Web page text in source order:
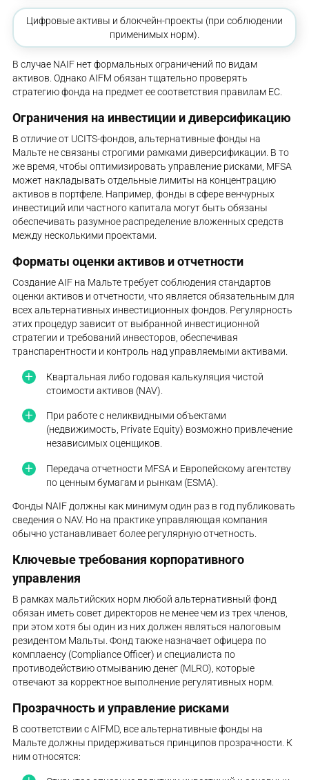
Цифровые активы и блокчейн-проекты (при соблюдении
применимых норм).
В случае NAIF нет формальных ограничений по видам
активов. Однако AIFM обязан тщательно проверять
стратегию фонда на предмет ее соответствия правилам ЕС.
Ограничения на инвестиции и диверсификацию
В отличие от UCITS-фондов, альтернативные фонды на
Мальте не связаны строгими рамками диверсификации. В то
же время, чтобы оптимизировать управление рисками, MFSA
может накладывать отдельные лимиты на концентрацию
активов в портфеле. Например, фонды в сфере венчурных
инвестиций или частного капитала могут быть обязаны
обеспечивать разумное распределение вложенных средств
между несколькими проектами.
Форматы оценки активов и отчетности
Создание AIF на Мальте требует соблюдения стандартов
оценки активов и отчетности, что является обязательным для
всех альтернативных инвестиционных фондов. Регулярность
этих процедур зависит от выбранной инвестиционной
стратегии и требований инвесторов, обеспечивая
транспарентности и контроль над управляемыми активами.
Квартальная либо годовая калькуляция чистой
стоимости активов (NAV).
При работе с неликвидными объектами
(недвижимость, Private Equity) возможно привлечение
независимых оценщиков.
Передача отчетности MFSA и Европейскому агентству
по ценным бумагам и рынкам (ESMA).
Фонды NAIF должны как минимум один раз в год публиковать
сведения о NAV. Но на практике управляющая компания
обычно устанавливает более регулярную отчетность.
Ключевые требования корпоративного
управления
В рамках мальтийских норм любой альтернативный фонд
обязан иметь совет директоров не менее чем из трех членов,
при этом хотя бы один из них должен являться налоговым
резидентом Мальты. Фонд также назначает офицера по
комплаенсу (Compliance Officer) и специалиста по
противодействию отмыванию денег (MLRO), которые
отвечают за корректное выполнение регулятивных норм.
Прозрачность и управление рисками
В соответствии с AIFMD, все альтернативные фонды на
Мальте должны придерживаться принципов прозрачности. К
ним относятся: